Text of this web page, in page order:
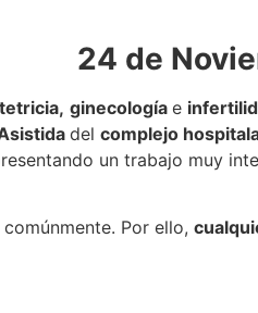
24 de
ginecología e
del complejo
un trabajo muy
Por ello,